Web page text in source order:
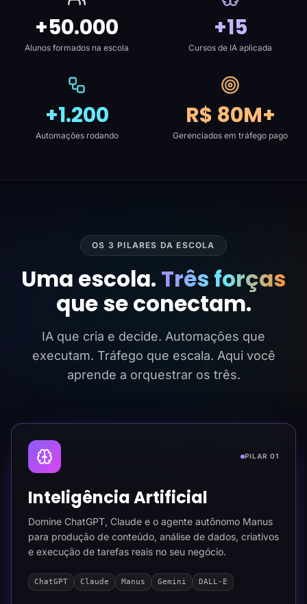
+50.000
Alunos formados na escola
+15
Cursos de IA aplicada
+1.200
Automações rodando
R$ 80M+
Gerenciados em tráfego pago
OS 3 PILARES DA ESCOLA
Uma escola. Três forças
que se conectam.
IA que cria e decide. Automações que
executam. Tráfego que escala. Aqui você
aprende a orquestrar os três.
PILAR 01
Inteligência Artificial
Domine ChatGPT, Claude e o agente autônomo Manus
para produção de conteúdo, análise de dados, criativos
e execução de tarefas reais no seu negócio.
ChatGPT Claude Manus Gemini DALL-E